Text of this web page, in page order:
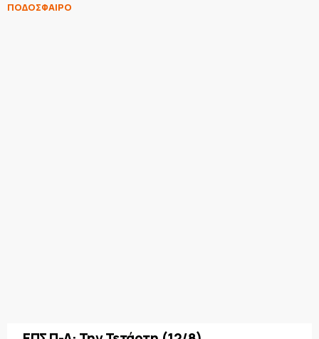
ΠΟΔΟΣΦΑΙΡΟ